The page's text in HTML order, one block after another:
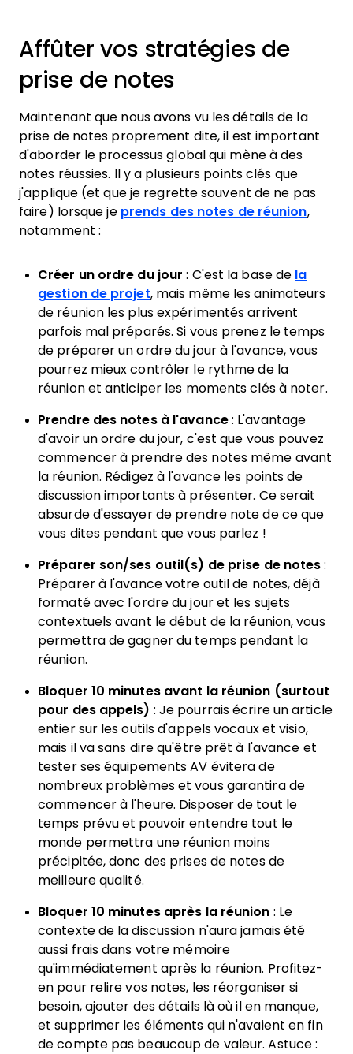
Affûter vos stratégies de
prise de notes
Maintenant que nous avons vu les détails de la
prise de notes proprement dite, il est important
d'aborder le processus global qui mène à des
notes réussies. Il y a plusieurs points clés que
j'applique (et que je regrette souvent de ne pas
faire) lorsque je prends des notes de réunion,
notamment :
Créer un ordre du jour : C'est la base de la
gestion de projet, mais même les animateurs
de réunion les plus expérimentés arrivent
parfois mal préparés. Si vous prenez le temps
de préparer un ordre du jour à l'avance, vous
pourrez mieux contrôler le rythme de la
réunion et anticiper les moments clés à noter.
Prendre des notes à l'avance: L'avantage
d'avoir un ordre du jour, c'est que vous pouvez
commencer à prendre des notes même avant
la réunion. Rédigez à l'avance les points de
discussion importants à présenter. Ce serait
absurde d'essayer de prendre note de ce que
vous dites pendant que vous parlez !
Préparer son/ses outil(s) de prise de notes :
Préparer à l'avance votre outil de notes, déjà
formaté avec l'ordre du jour et les sujets
contextuels avant le début de la réunion, vous
permettra de gagner du temps pendant la
réunion.
Bloquer 10 minutes avant la réunion (surtout
pour des appels) : Je pourrais écrire un article
entier sur les outils d'appels vocaux et visio,
mais il va sans dire qu'être prêt à l'avance et
tester ses équipements AV évitera de
nombreux problèmes et vous garantira de
commencer à l'heure. Disposer de tout le
temps prévu et pouvoir entendre tout le
monde permettra une réunion moins
précipitée, donc des prises de notes de
meilleure qualité.
Bloquer 10 minutes après la réunion : Le
contexte de la discussion n'aura jamais été
aussi frais dans votre mémoire
qu'immédiatement après la réunion. Profitez-
en pour relire vos notes, les réorganiser si
besoin, ajouter des détails là où il en manque,
et supprimer les éléments qui n'avaient en fin
de compte pas beaucoup de valeur. Astuce :